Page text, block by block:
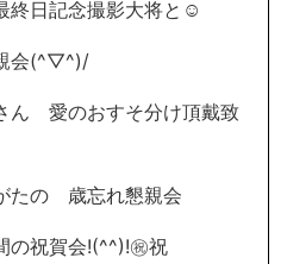
日記念撮影大将と☺
会(^▽^)/
ん 愛のおすそ分け頂戴致
たの 歳忘れ懇親会
祝賀会!(^^)!㊗祝